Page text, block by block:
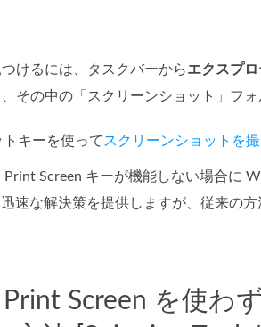
けるには、タスクバーからエクスプ
その中の「スクリーンショット」フォ
キーを使って スクリーンショットを撮
Screen キーが機能しない場合に
速な解決策を提供しますが、従来の
Screen を使わ